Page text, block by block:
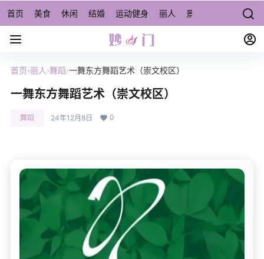
首页 美食 休闲 结婚 运动健身 丽人 景点/周边游 宠物
首页›丽人›舞蹈›一舞东方舞蹈艺术（崇文校区）
一舞东方舞蹈艺术（崇文校区）
舞蹈 24年12月8日 0